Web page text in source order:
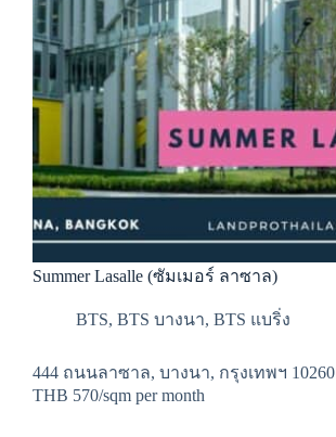
Summer Lasalle (ซัมเมอร์ ลาซาล)
BTS, BTS บางนา, BTS แบริ่ง
444 ถนนลาซาล, บางนา, กรุงเทพฯ 10260
THB 570/sqm per month